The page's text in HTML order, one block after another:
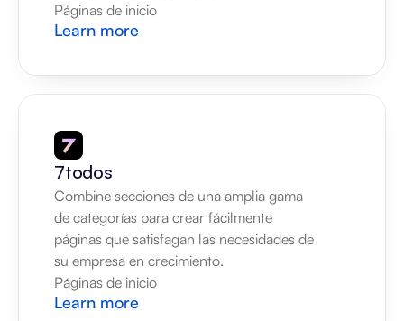
Páginas de inicio
Learn more
7todos
Combine secciones de una amplia gama
de categorías para crear fácilmente
páginas que satisfagan las necesidades de
su empresa en crecimiento.
Páginas de inicio
Learn more